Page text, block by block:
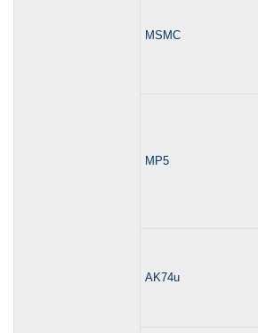
MSMC
MP5
AK74u